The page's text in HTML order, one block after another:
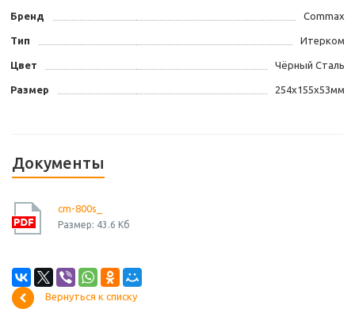
Бренд Commax
Тип Итерком
Цвет Чёрный Сталь
Размер 254х155х53мм
Документы
cm-800s_
Размер: 43.6 Кб
Вернуться к списку